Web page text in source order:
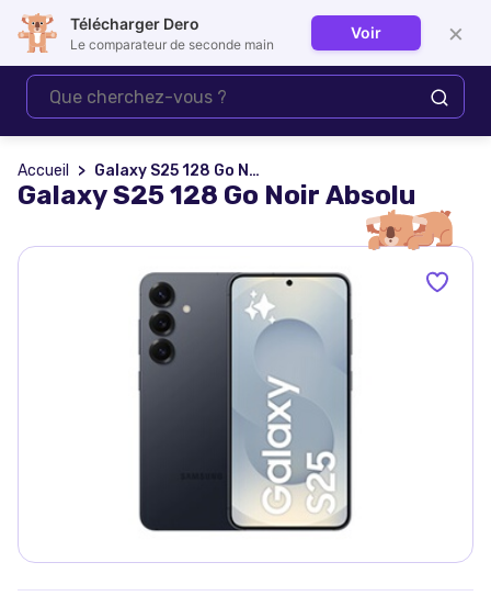
Se connecter
Accueil Galaxy S25 128 Go Noir Absolu
Galaxy S25 128 Go Noir Absolu
Télécharger Dero
Le comparateur de seconde main
Voir ×